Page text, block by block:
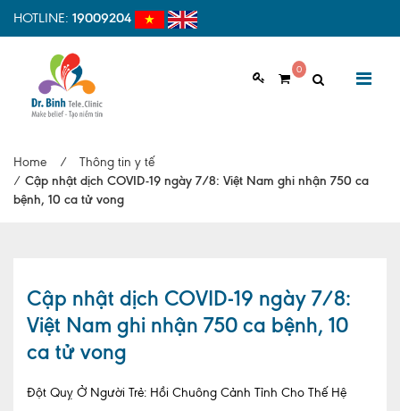
HOTLINE: 19009204
0
Giới thiệu chung
Cơ sở vật chất
Quy trình khám bệnh tại Dr. Binh
Home /
Thông tin y tế
/ Cập nhật dịch COVID-19 ngày 7/8: Việt Nam ghi nhận 750 ca
bệnh, 10 ca tử vong
Cập nhật dịch COVID-19 ngày 7/8:
Việt Nam ghi nhận 750 ca bệnh, 10
ca tử vong
Đột Quỵ Ở Người Trẻ: Hồi Chuông Cảnh Tỉnh Cho Thế Hệ